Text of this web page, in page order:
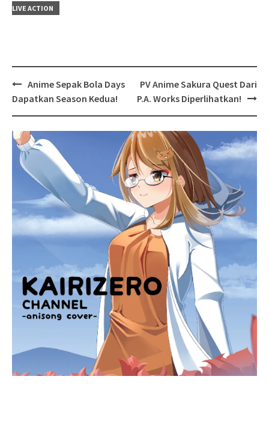
LIVE ACTION
Post
navigation
Anime Sepak Bola Days
Dapatkan Season Kedua!
PV Anime Sakura Quest Dari
P.A. Works Diperlihatkan!